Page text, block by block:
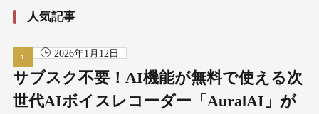
人気記事
2026年1月12日
サブスク不要！AI機能が無料で使える次
世代AIボイスレコーダー「AuralAI」が